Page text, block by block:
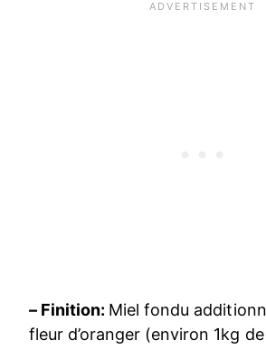
– Finition: Miel fondu
fleur d’oranger (environ 1kg